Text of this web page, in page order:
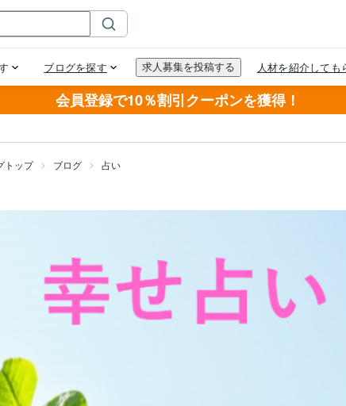
会員登録で10％割引クーポンを獲得！
トップ ブログ 占い